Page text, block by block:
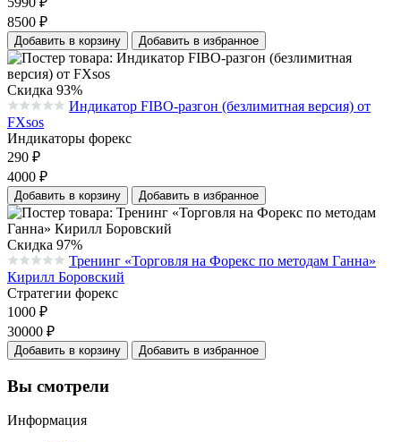
8500 ₽
Добавить в корзину Добавить в избранное
Скидка 93%
Средняя оценка 0.0 из 5 на основании 0 голосов
Индикатор FIBO-разгон (безлимитная версия) от
FXsos
Индикаторы форекс
290 ₽
4000 ₽
Добавить в корзину Добавить в избранное
Скидка 97%
Средняя оценка 0.0 из 5 на основании 0 голосов
Тренинг «Торговля на Форекс по методам Ганна»
Кирилл Боровский
Стратегии форекс
1000 ₽
30000 ₽
Добавить в корзину Добавить в избранное
Вы смотрели
Информация